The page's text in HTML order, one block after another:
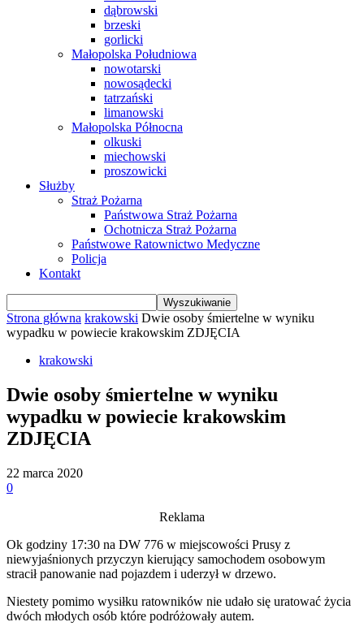
dąbrowski
brzeski
gorlicki
Małopolska Południowa
nowotarski
nowosądecki
tatrzański
limanowski
Małopolska Północna
olkuski
miechowski
proszowicki
Służby
Straż Pożarna
Państwowa Straż Pożarna
Ochotnicza Straż Pożarna
Państwowe Ratownictwo Medyczne
Policja
Kontakt
Strona główna krakowski Dwie osoby śmiertelne w wyniku
wypadku w powiecie krakowskim ZDJĘCIA
krakowski
Dwie osoby śmiertelne w wyniku
wypadku w powiecie krakowskim
ZDJĘCIA
22 marca 2020
0
Reklama
Ok godziny 17:30 na DW 776 w miejscowości Prusy z
niewyjaśnionych przyczyn kierujący samochodem osobowym
stracił panowanie nad pojazdem i uderzył w drzewo.
Niestety pomimo wysiłku ratowników nie udało się uratować życia
dwóch młodych osób które podróżowały autem.